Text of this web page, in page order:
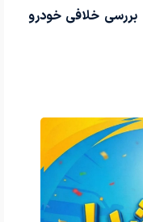
بررسی خلافی خودرو